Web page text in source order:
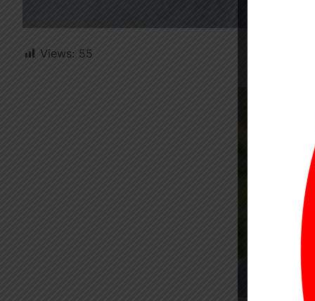
Views: 55